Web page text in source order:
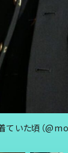
ていた頃（